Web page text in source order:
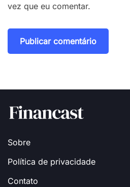
vez que eu comentar.
Sobre
Política de privacidade
Contato